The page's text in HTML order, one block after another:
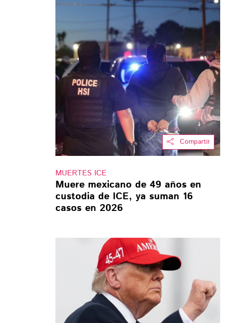
Compartir
MUERTES ICE
Muere mexicano de 49 años en
custodia de ICE, ya suman 16
casos en 2026